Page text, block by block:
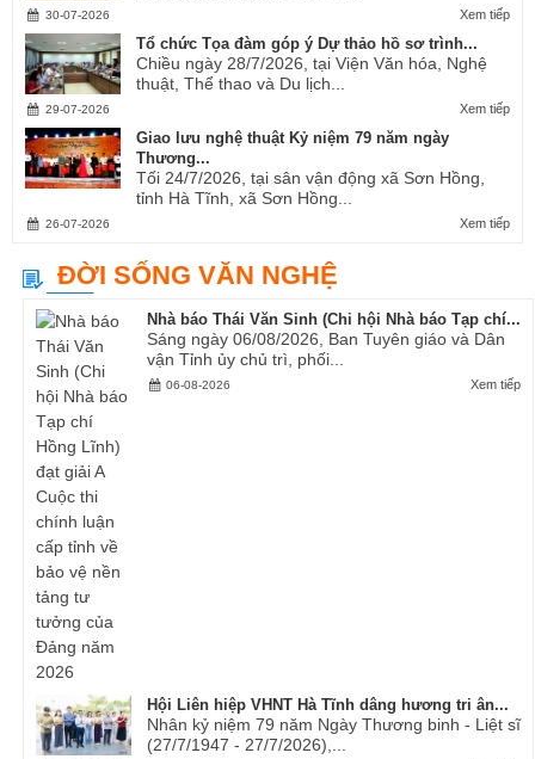
Xem tiếp
30-07-2026
Tổ chức Tọa đàm góp ý Dự thảo hồ sơ trình...
Chiều ngày 28/7/2026, tại Viện Văn hóa, Nghệ
thuật, Thể thao và Du lịch...
Xem tiếp
29-07-2026
Giao lưu nghệ thuật Kỷ niệm 79 năm ngày
Thương...
Tối 24/7/2026, tại sân vận động xã Sơn Hồng,
tỉnh Hà Tĩnh, xã Sơn Hồng...
Xem tiếp
26-07-2026
ĐỜI SỐNG VĂN NGHỆ
Nhà báo Thái Văn Sinh (Chi hội Nhà báo Tạp chí...
Sáng ngày 06/08/2026, Ban Tuyên giáo và Dân
vận Tỉnh ủy chủ trì, phối...
Xem tiếp
06-08-2026
Hội Liên hiệp VHNT Hà Tĩnh dâng hương tri ân...
Nhân kỷ niệm 79 năm Ngày Thương binh - Liệt sĩ
(27/7/1947 - 27/7/2026),...